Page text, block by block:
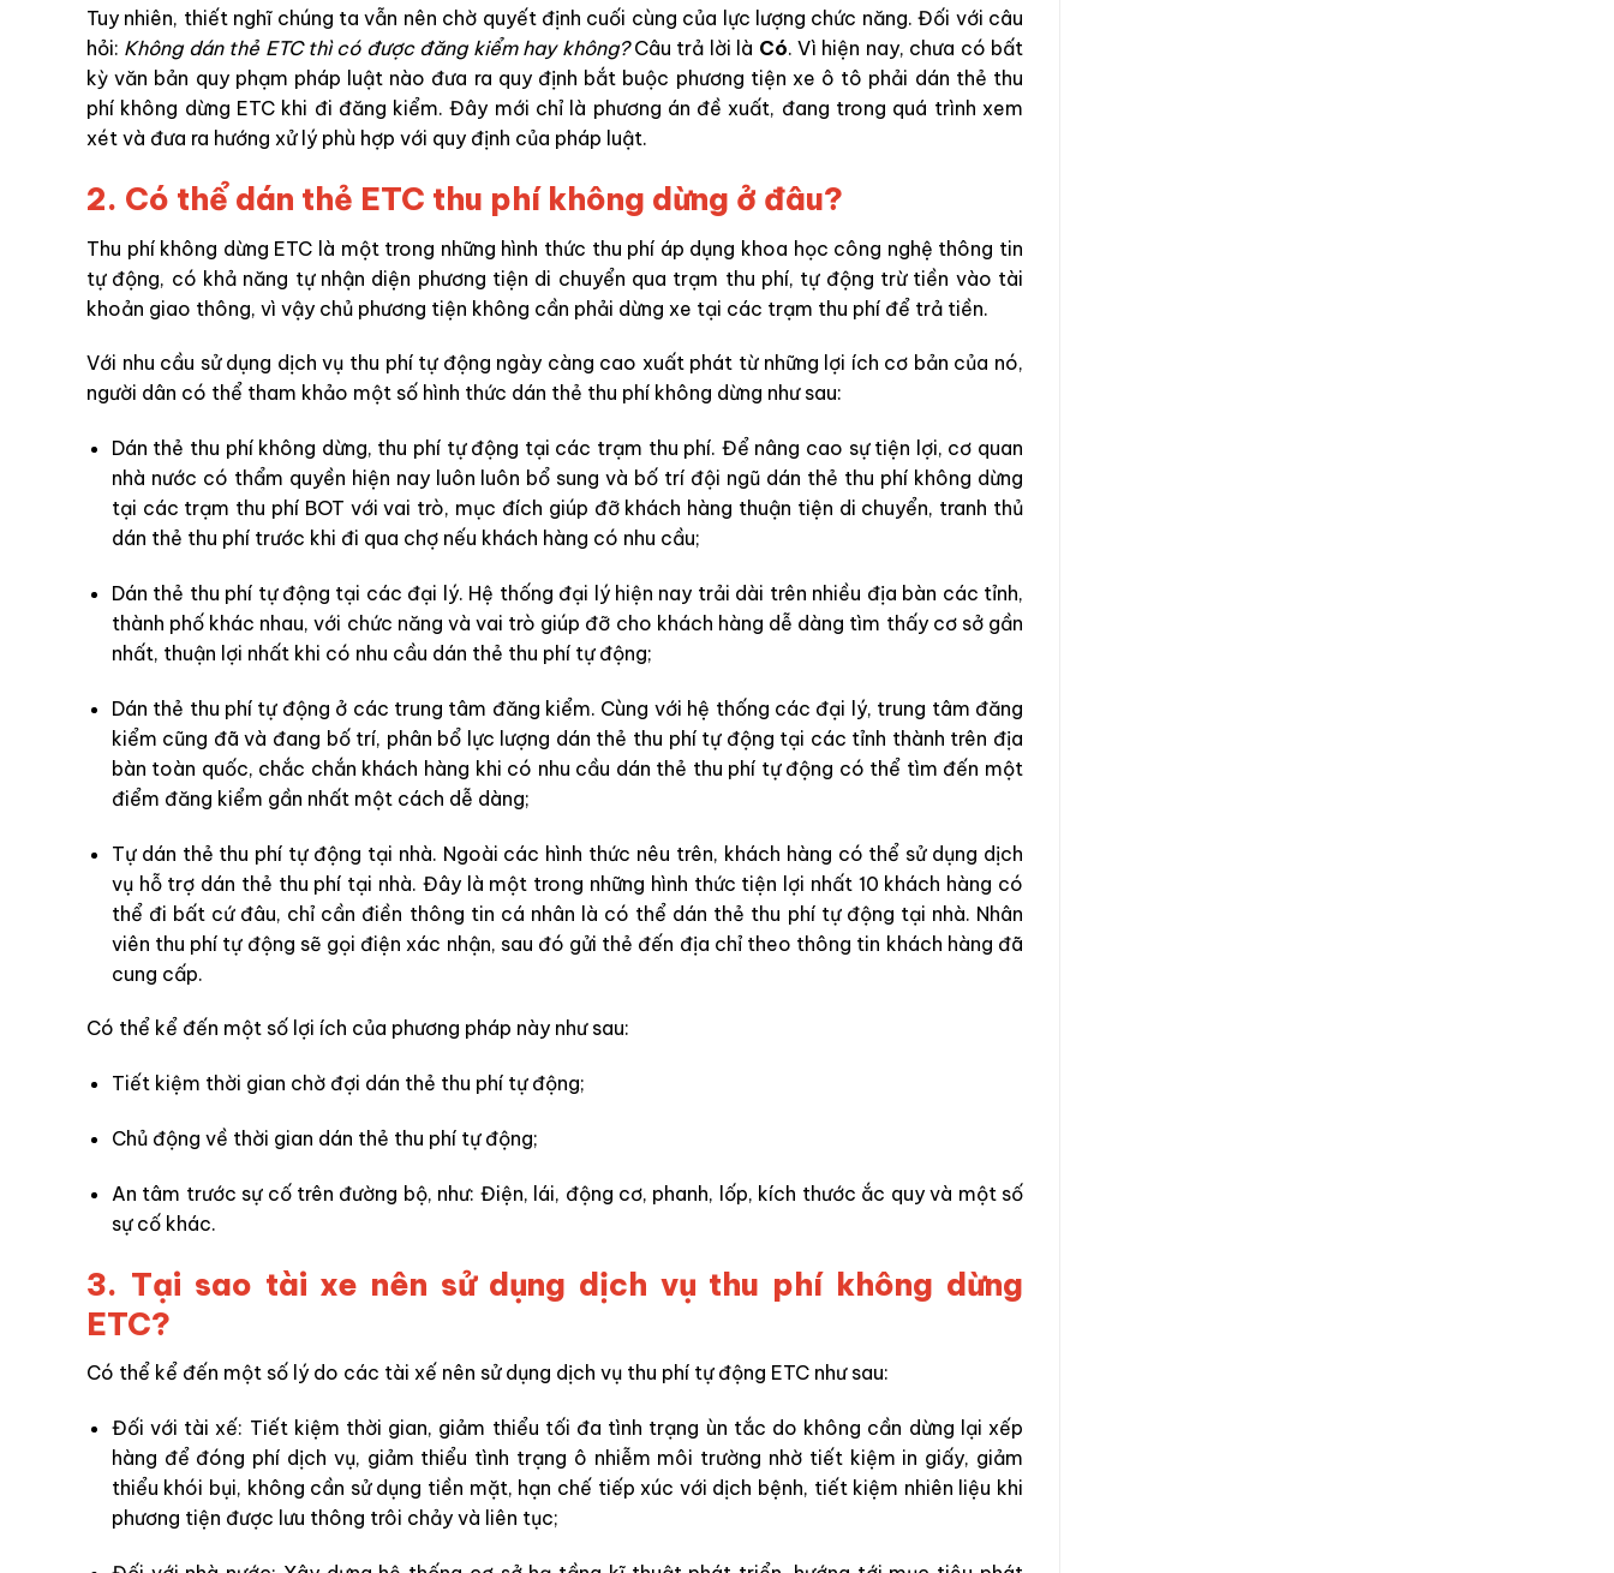
Tuy nhiên, thiết nghĩ chúng ta vẫn nên chờ quyết định cuối cùng của lực lượng chức năng. Đối với câu
hỏi: Không dán thẻ ETC thì có được đăng kiểm hay không?Câu trả lời là Có. Vì hiện nay, chưa có bất
kỳ văn bản quy phạm pháp luật nào đưa ra quy định bắt buộc phương tiện xe ô tô phải dán thẻ thu
phí không dừng ETC khi đi đăng kiểm. Đây mới chỉ là phương án đề xuất, đang trong quá trình xem
xét và đưa ra hướng xử lý phù hợp với quy định của pháp luật.
2. Có thể dán thẻ ETC thu phí không dừng ở đâu?
Thu phí không dừng ETC là một trong những hình thức thu phí áp dụng khoa học công nghệ thông tin
tự động, có khả năng tự nhận diện phương tiện di chuyển qua trạm thu phí, tự động trừ tiền vào tài
khoản giao thông, vì vậy chủ phương tiện không cần phải dừng xe tại các trạm thu phí để trả tiền.
Với nhu cầu sử dụng dịch vụ thu phí tự động ngày càng cao xuất phát từ những lợi ích cơ bản của nó,
người dân có thể tham khảo một số hình thức dán thẻ thu phí không dừng như sau:
Dán thẻ thu phí không dừng, thu phí tự động tại các trạm thu phí. Để nâng cao sự tiện lợi, cơ quan
nhà nước có thẩm quyền hiện nay luôn luôn bổ sung và bố trí đội ngũ dán thẻ thu phí không dừng
tại các trạm thu phí BOT với vai trò, mục đích giúp đỡ khách hàng thuận tiện di chuyển, tranh thủ
dán thẻ thu phí trước khi đi qua chợ nếu khách hàng có nhu cầu;
Dán thẻ thu phí tự động tại các đại lý. Hệ thống đại lý hiện nay trải dài trên nhiều địa bàn các tỉnh,
thành phố khác nhau, với chức năng và vai trò giúp đỡ cho khách hàng dễ dàng tìm thấy cơ sở gần
nhất, thuận lợi nhất khi có nhu cầu dán thẻ thu phí tự động;
Dán thẻ thu phí tự động ở các trung tâm đăng kiểm. Cùng với hệ thống các đại lý, trung tâm đăng
kiểm cũng đã và đang bố trí, phân bổ lực lượng dán thẻ thu phí tự động tại các tỉnh thành trên địa
bàn toàn quốc, chắc chắn khách hàng khi có nhu cầu dán thẻ thu phí tự động có thể tìm đến một
điểm đăng kiểm gần nhất một cách dễ dàng;
Tự dán thẻ thu phí tự động tại nhà. Ngoài các hình thức nêu trên, khách hàng có thể sử dụng dịch
vụ hỗ trợ dán thẻ thu phí tại nhà. Đây là một trong những hình thức tiện lợi nhất 10 khách hàng có
thể đi bất cứ đâu, chỉ cần điền thông tin cá nhân là có thể dán thẻ thu phí tự động tại nhà. Nhân
viên thu phí tự động sẽ gọi điện xác nhận, sau đó gửi thẻ đến địa chỉ theo thông tin khách hàng đã
cung cấp.
Có thể kể đến một số lợi ích của phương pháp này như sau:
Tiết kiệm thời gian chờ đợi dán thẻ thu phí tự động;
Chủ động về thời gian dán thẻ thu phí tự động;
An tâm trước sự cố trên đường bộ, như: Điện, lái, động cơ, phanh, lốp, kích thước ắc quy và một số
sự cố khác.
3. Tại sao tài xe nên sử dụng dịch vụ thu phí không dừng
ETC?
Có thể kể đến một số lý do các tài xế nên sử dụng dịch vụ thu phí tự động ETC như sau:
Đối với tài xế: Tiết kiệm thời gian, giảm thiểu tối đa tình trạng ùn tắc do không cần dừng lại xếp
hàng để đóng phí dịch vụ, giảm thiểu tình trạng ô nhiễm môi trường nhờ tiết kiệm in giấy, giảm
thiểu khói bụi, không cần sử dụng tiền mặt, hạn chế tiếp xúc với dịch bệnh, tiết kiệm nhiên liệu khi
phương tiện được lưu thông trôi chảy và liên tục;